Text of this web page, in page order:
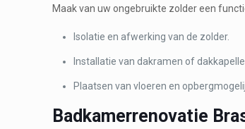
Maak van uw ongebruikte zolder een
Isolatie en afwerking van de zolder.
Installatie van dakramen of
Plaatsen van vloeren en
Badkamerrenovatie